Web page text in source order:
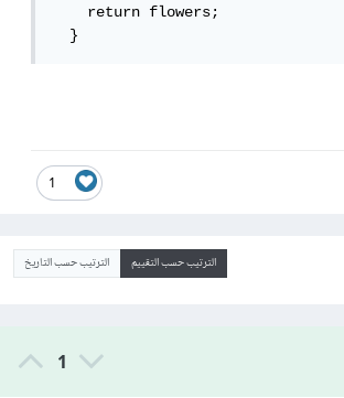
    return flowers;
  }
1
الترتيب حسب التقييم الترتيب حسب التاريخ
1